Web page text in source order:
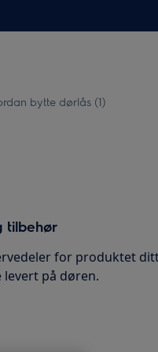
bytte dørlås (1)
tilbehør
for produktet
på døren.